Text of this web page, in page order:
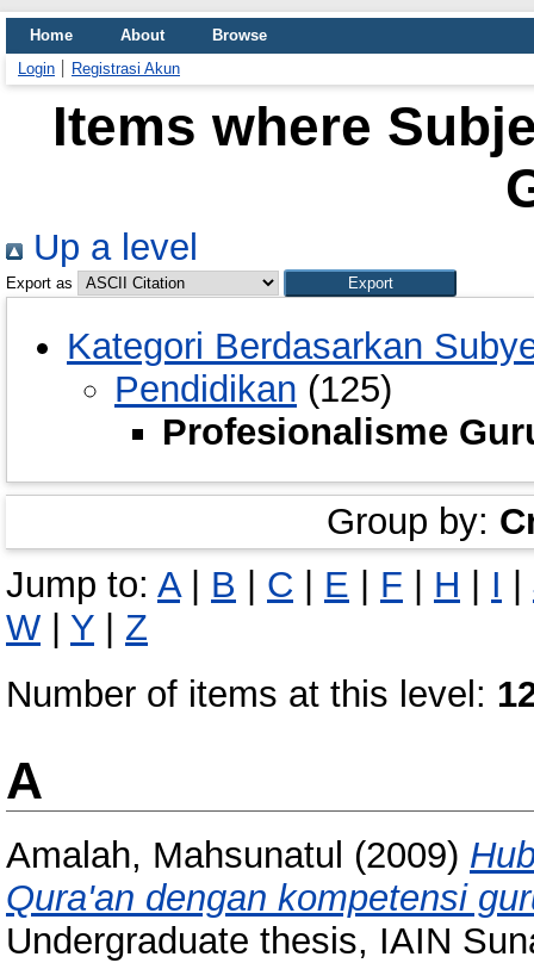
Home About
Browse
Login
Registrasi Akun
Items where
Up a level
Export as
Kategori Berdasarkan
Pendidikan (125)
Profesionalisme
Group by:
Jump to: A| B | C | E | F | H | I |
W | Y | Z
Number of items at this level:
A
Amalah, Mahsunatul (2009)
Qura'an dengan kompetensi
Undergraduate thesis, IAIN